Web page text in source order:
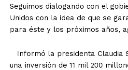
Seguimos dialogando con el
Unidos con la idea de que se
para éste y los próximos años,
Informó la presidenta Claudia
una inversión de 11 mil 200